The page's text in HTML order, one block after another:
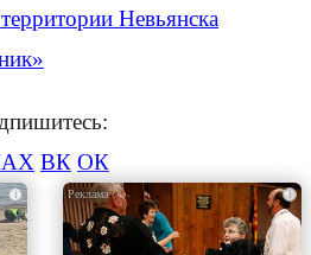
Невьянска
ВК ОК
i i